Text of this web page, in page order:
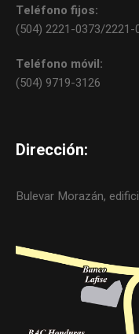
Teléfono fijos:
(504) 2221-0373/
Teléfono móvil:
(504) 9719-3126
Dirección:
Bulevar Morazán,